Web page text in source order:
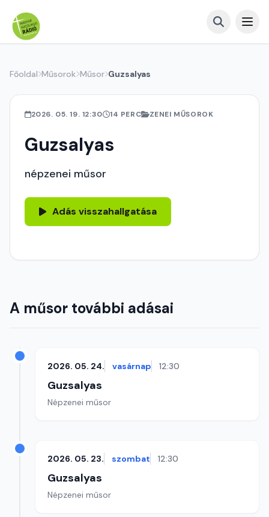
Főoldal Műsorok Műsor Guzsalyas
2026. 05. 19. 12:30 14 PERC ZENEI MŰSOROK
Guzsalyas
népzenei műsor
Adás visszahallgatása
A műsor további adásai
2026. 05. 24. vasárnap 12:30
Guzsalyas
Népzenei műsor
2026. 05. 23. szombat 12:30
Guzsalyas
Népzenei műsor